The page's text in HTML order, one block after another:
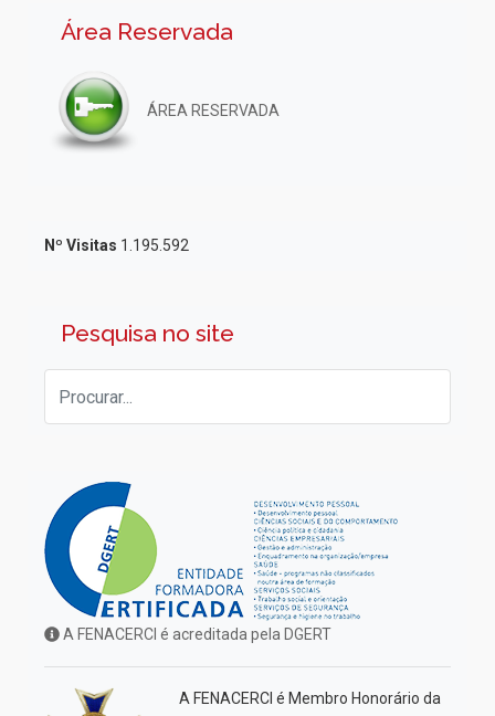
Área Reservada
ÁREA RESERVADA
Nº Visitas 1.195.592
Pesquisa no site
A FENACERCI é acreditada pela DGERT
A FENACERCI é Membro Honorário da